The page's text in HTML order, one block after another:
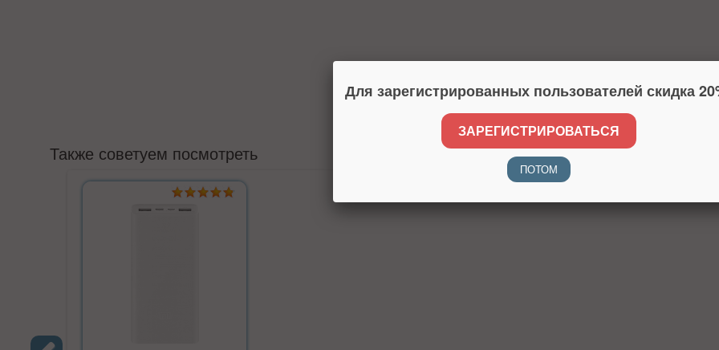
Также советуем посмотреть
Для зарегистрированных пользователей скидка
ЗАРЕГИСТРИРОВАТЬСЯ
ПОТОМ